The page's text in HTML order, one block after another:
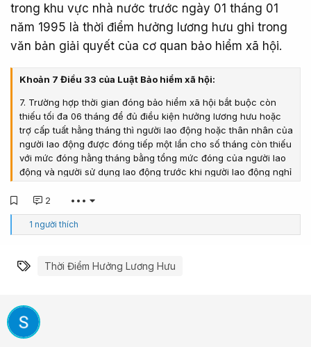
trong khu vực nhà nước trước ngày 01 tháng 01
năm 1995 là thời điểm hưởng lương hưu ghi trong
văn bản giải quyết của cơ quan bảo hiểm xã hội.
Khoản 7 Điều 33 của Luật Bảo hiểm xã hội:
7. Trường hợp thời gian đóng bảo hiểm xã hội bắt buộc còn
thiếu tối đa 06 tháng để đủ điều kiện hưởng lương hưu hoặc
trợ cấp tuất hằng tháng thì người lao động hoặc thân nhân của
người lao động được đóng tiếp một lần cho số tháng còn thiếu
với mức đóng hằng tháng bằng tổng mức đóng của người lao
động và người sử dụng lao động trước khi người lao động nghỉ
không được tính là thời gian làm nghề, công việc nặng nhọc,
độc hại, nguy hiểm hoặc đặc biệt nặng nhọc, độc hại, nguy
hiểm thuộc danh mục nghề, công việc nặng nhọc, độc hại,
thời gian làm việc ở vùng có điều kiện kinh tế - xã hội đặc biệt
Trường hợp người lao động chấm dứt đóng bảo hiểm xã hội
bắt buộc mà thời gian đóng bảo hiểm xã hội còn thiếu trên 06
tháng để đủ điều kiện hưởng lương hưu thì có quyền đóng tiếp
2 •••
C
ả
ú
1 người thích
Từ khóa
Thời Điểm Hưởng Lương Hưu